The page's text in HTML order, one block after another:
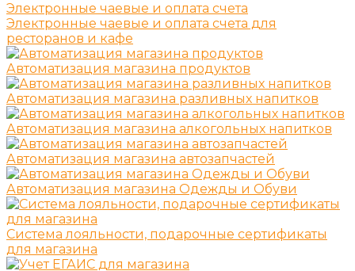
Электронные чаевые и оплата счета
Электронные чаевые и оплата счета для
ресторанов и кафе
Автоматизация магазина продуктов
Автоматизация магазина разливных напитков
Автоматизация магазина алкогольных напитков
Автоматизация магазина автозапчастей
Автоматизация магазина Одежды и Обуви
Система лояльности, подарочные сертификаты
для магазина